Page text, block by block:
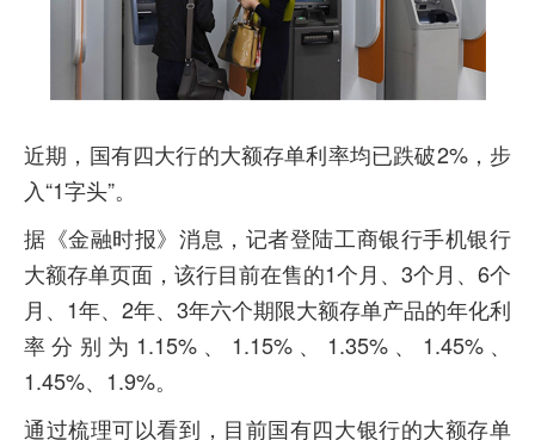
近期，国有四大行的大额存单利率均已跌破2%，步
入“1字头”。
据《金融时报》消息，记者登陆工商银行手机银行
大额存单页面，该行目前在售的1个月、3个月、6个
月、1年、2年、3年六个期限大额存单产品的年化利
率分别为1.15%、1.15%、1.35%、1.45%、
1.45%、1.9%。
通过梳理可以看到，目前国有四大银行的大额存单